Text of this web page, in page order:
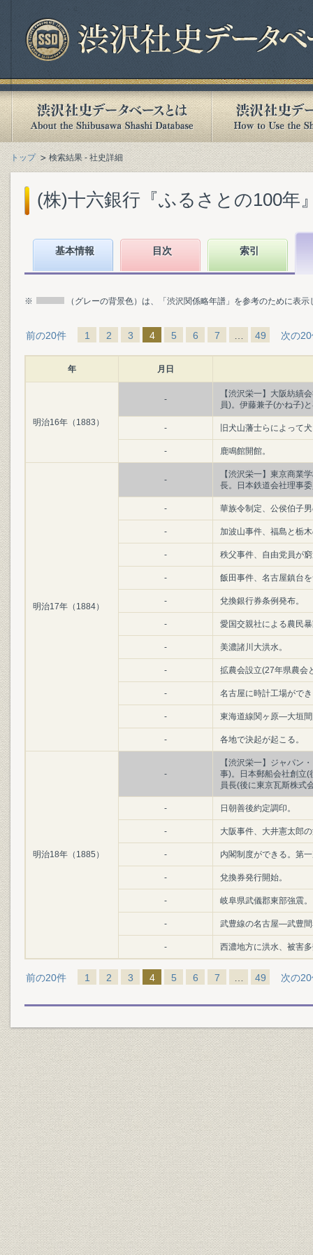
トップ 検索結果 - 社史詳細
(株)十六銀行『ふるさとの100年
基本情報 目次 索引
※ （グレーの背景色）は、「渋沢関係略年譜」を参考のために表
前の20件 1 2 3 4 5 6 7 49 次の
年 月日
明治16年（1883）
-
【渋沢栄一】大阪紡績
員)。伊藤兼子(かね子)
- 旧犬山藩士らによって
- 鹿鳴館開館。
明治17年（1884）
-
【渋沢栄一】東京商業
長。日本鉄道会社理事
- 華族令制定、公侯伯子
- 加波山事件、福島と栃
- 秩父事件、自由党員が
- 飯田事件、名古屋鎮台
- 兌換銀行券条例発布。
- 愛国交親社による農民
- 美濃諸川大洪水。
- 拡農会設立(27年県農会
- 名古屋に時計工場がで
- 東海道線関ヶ原―大垣
- 各地で決起が起こる。
明治18年（1885）
-
【渋沢栄一】ジャパン
事)。日本郵船会社創立(
員長(後に東京瓦斯株式
- 日朝善後約定調印。
- 大阪事件、大井憲太郎
- 内閣制度ができる。第
- 兌換券発行開始。
- 岐阜県武儀郡東部強震。
- 武豊線の名古屋―武豊
- 西濃地方に洪水、被害
前の20件 1 2 3 4 5 6 7 49 次の